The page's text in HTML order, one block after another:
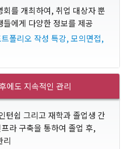
를 개최하여, 취업 대상자 뿐
에게 다양한 정보를 제공
폴리오 작성 특강, 모의면접,
에도 지속적인 관리
턴쉽 그리고 재학과 졸업생 간
라 구축을 통하여 졸업 후,
리